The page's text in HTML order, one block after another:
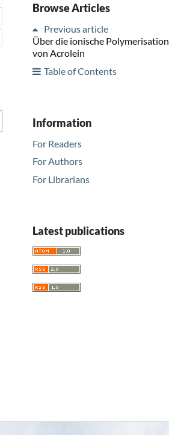
Browse Articles
Previous article
Über die ionische Polymerisation
von Acrolein
Table of Contents
Information
For Readers
For Authors
For Librarians
Latest publications